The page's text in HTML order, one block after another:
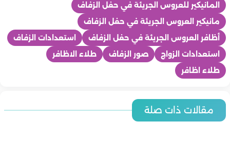
المانيكير للعروس الجريئة في حفل الزفاف
مانيكير العروس الجريئة في حفل الزفاف
أظافر العروس الجريئة في حفل الزفاف
استعدادات الزفاف
استعدادات الزواج
صور الزفاف
طلاء الاظافر
طلاء اظافر
مقالات ذات صلة
أفضل أوقات التصوير خلال اليوم لفوتوسيشن حفل الزفاف.. دليل
عرايس
كيف تختاران توقيت شهر العسل المناسب؟
عرايس
عرايس
عرايس